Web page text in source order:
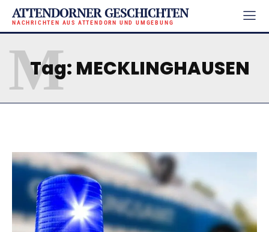
ATTENDORNER GESCHICHTEN
NACHRICHTEN AUS ATTENDORN UND UMGEBUNG
Tag: MECKLINGHAUSEN
M